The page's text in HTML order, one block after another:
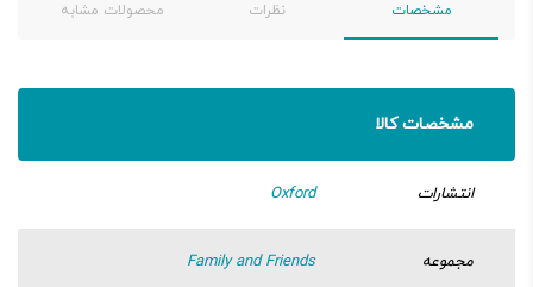
مشخصات نظرات محصولات مشابه
مشخصات کالا
انتشارات Oxford
مجموعه Family and Friends